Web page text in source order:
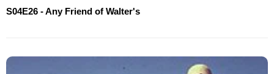
S04E26 - Any Friend of Walter's